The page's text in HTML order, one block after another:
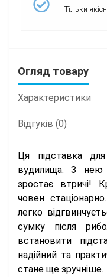
Тільки
Огляд товару
Характеристики
Відгуків (0)
Ця підставка
вудилища. З нею
зростає втричі!
човен
легко
сумку після
встановити
надійний та
стане ще зручніше.